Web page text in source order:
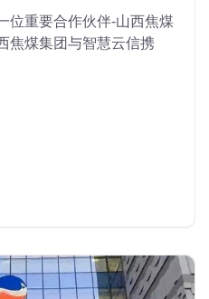
位重要合作伙伴​-山西焦煤
焦煤集团与智慧云信携